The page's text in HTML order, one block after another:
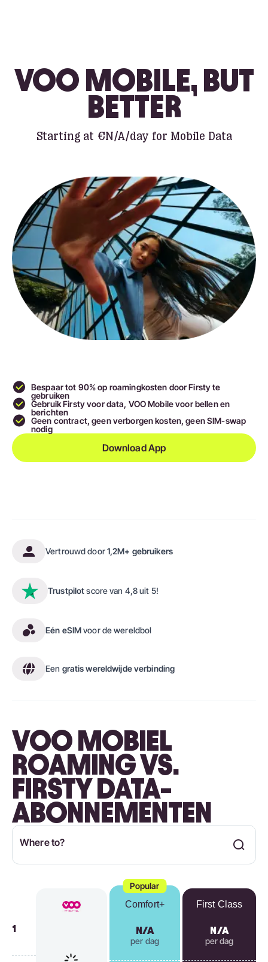
VOO MOBILE, BUT
BETTER
Starting at €N/A/day for Mobile Data
Bespaar tot 90% op roamingkosten door Firsty te
gebruiken
Gebruik Firsty voor data, VOO Mobile voor bellen en
berichten
Geen contract, geen verborgen kosten, geen SIM-swap
nodig
Download App
Vertrouwd door1,2M+ gebruikers
Trustpilotscore van 4,8 uit 5!
Eén eSIMvoor de wereldbol
Een gratis wereldwijde verbinding
VOO MOBIEL
ROAMING VS.
FIRSTY DATA-
ABONNEMENTEN
Where to?
1
Popular
Comfort+
N/A
per dag
First Class
N/A
per dag